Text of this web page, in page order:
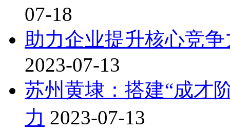
07-18
助力企业提升核心竞
2023-07-13
苏州黄埭：搭建“成才
力 2023-07-13